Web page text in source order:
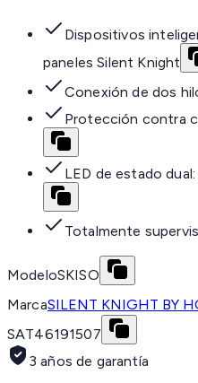
Dispositivos
paneles Silent Knight
Conexión de dos
Protección contra
LED de estado
Totalmente
ModeloSKISO
MarcaSILENT KNIGHT BY
SAT46191507
3 años de garantía